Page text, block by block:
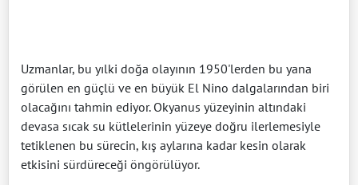
Uzmanlar, bu yılki doğa olayının 1950'lerden bu yana
görülen en güçlü ve en büyük El Nino dalgalarından biri
olacağını tahmin ediyor. Okyanus yüzeyinin altındaki
devasa sıcak su kütlelerinin yüzeye doğru ilerlemesiyle
tetiklenen bu sürecin, kış aylarına kadar kesin olarak
etkisini sürdüreceği öngörülüyor.